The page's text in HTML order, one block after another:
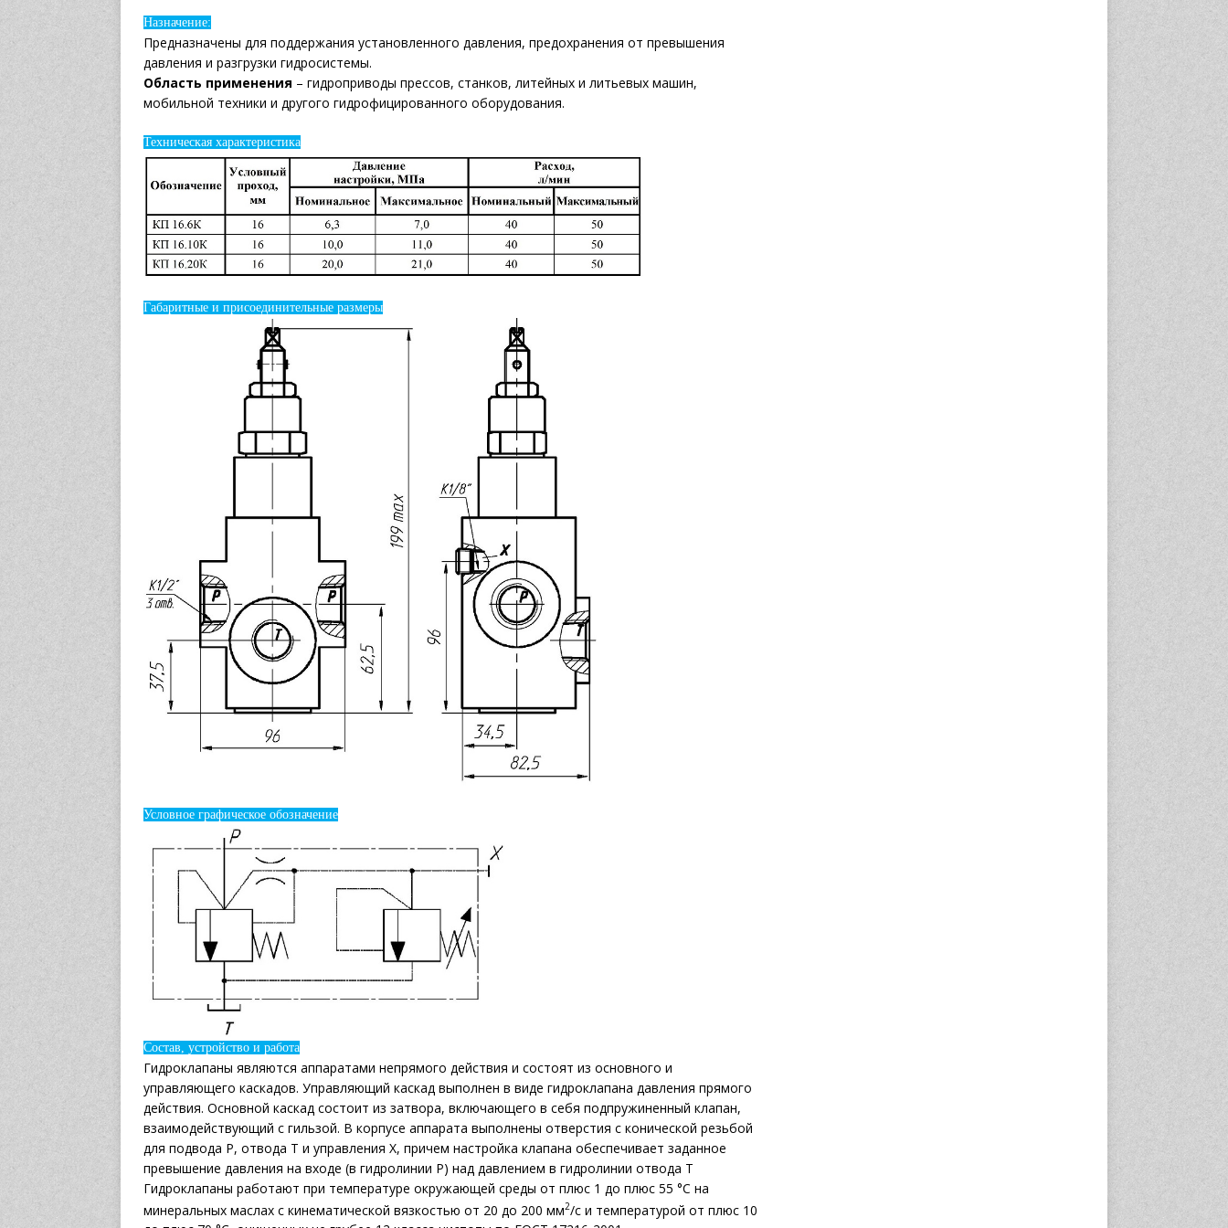
Назначение:
Предназначены для поддержания установленного давления, предохранения от превышения
давления и разгрузки гидросистемы.
Область применения – гидроприводы прессов, станков, литейных и литьевых машин,
мобильной техники и другого гидрофицированного оборудования.
Техническая характеристика
Габаритные и присоединительные размеры
Условное графическое обозначение
Состав, устройство и работа
Гидроклапаны являются аппаратами непрямого действия и состоят из основного и
управляющего каскадов. Управляющий каскад выполнен в виде гидроклапана давления прямого
действия. Основной каскад состоит из затвора, включающего в себя подпружиненный клапан,
взаимодействующий с гильзой. В корпусе аппарата выполнены отверстия c конической резьбой
для подвода Р, отвода Т и управления Х, причем настройка клапана обеспечивает заданное
превышение давления на входе (в гидролинии Р) над давлением в гидролинии отвода Т
Гидроклапаны работают при температуре окружающей среды от плюс 1 до плюс 55 °С на
минеральных маслах с кинематической вязкостью от 20 до 200 мм2/с и температурой от плюс 10